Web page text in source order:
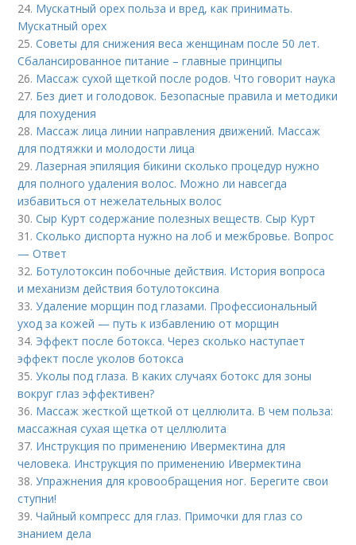
24. Мускатный орех польза и вред, как принимать.
Мускатный орех
25.Советы для снижения веса женщинам после 50 лет.
Сбалансированное питание – главные принципы
26. Массаж сухой щеткой после родов. Что говорит наука
27. Без диет и голодовок. Безопасные правила и методики
для похудения
28. Массаж лица линии направления движений. Массаж
для подтяжки и молодости лица
29.Лазерная эпиляция бикини сколько процедур нужно
для полного удаления волос. Можно ли навсегда
избавиться от нежелательных волос
30.Сыр Курт содержание полезных веществ. Сыр Курт
31.Сколько диспорта нужно на лоб и межбровье. Вопрос
— Ответ
32. Ботулотоксин побочные действия. История вопроса
и механизм действия ботулотоксина
33.Удаление морщин под глазами. Профессиональный
уход за кожей — путь к избавлению от морщин
34. Эффект после ботокса. Через сколько наступает
эффект после уколов ботокса
35.Уколы под глаза. В каких случаях ботокс для зоны
вокруг глаз эффективен?
36. Массаж жесткой щеткой от целлюлита. В чем польза:
массажная сухая щетка от целлюлита
37. Инструкция по применению Ивермектина для
человека. Инструкция по применению Ивермектина
38.Упражнения для кровообращения ног. Берегите свои
ступни!
39.Чайный компресс для глаз. Примочки для глаз со
знанием дела